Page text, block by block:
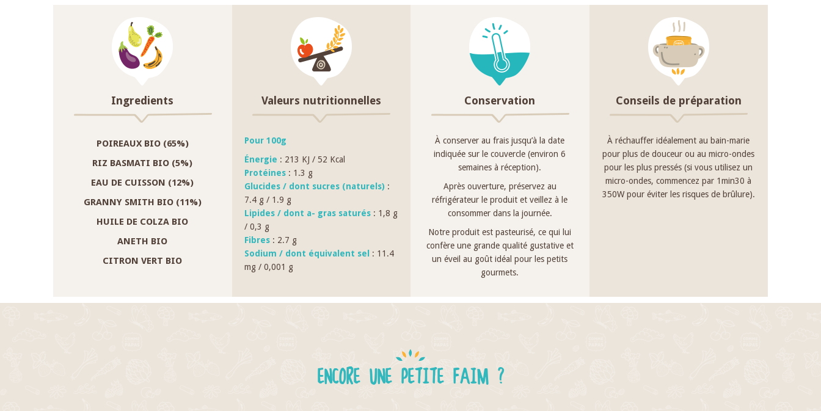
Ingredients
POIREAUX BIO (65%)
RIZ BASMATI BIO (5%)
EAU DE CUISSON (12%)
GRANNY SMITH BIO (11%)
HUILE DE COLZA BIO
ANETH BIO
CITRON VERT BIO
Valeurs nutritionnelles
Pour 100g
Énergie : 213 KJ / 52 Kcal
Protéines: 1.3 g
Glucides / dont sucres (naturels) :
7.4 g / 1.9 g
Lipides / dont a- gras saturés: 1,8 g
/ 0,3 g
Fibres: 2.7 g
Sodium / dont équivalent sel
: 11.4
mg / 0,001 g
Conservation
À conserver au frais jusqu’à la date
indiquée sur le couvercle (environ 6
semaines à réception).
Après ouverture, préservez au
réfrigérateur le produit et veillez à le
consommer dans la journée.
Notre produit est pasteurisé, ce qui lui
confère une grande qualité gustative et
un éveil au goût idéal pour les petits
gourmets.
Conseils de préparation
À réchauffer idéalement au bain-marie
pour plus de douceur ou au micro-ondes
pour les plus pressés (si vous utilisez un
micro-ondes, commencez par 1min30 à
350W pour éviter les risques de brûlure).
ENCORE UNE PETITE FAIM ?